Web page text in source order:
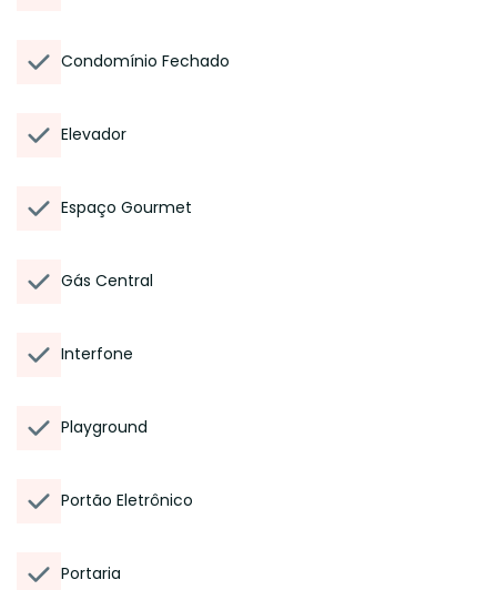
Condomínio Fechado
Elevador
Espaço Gourmet
Gás Central
Interfone
Playground
Portão Eletrônico
Portaria